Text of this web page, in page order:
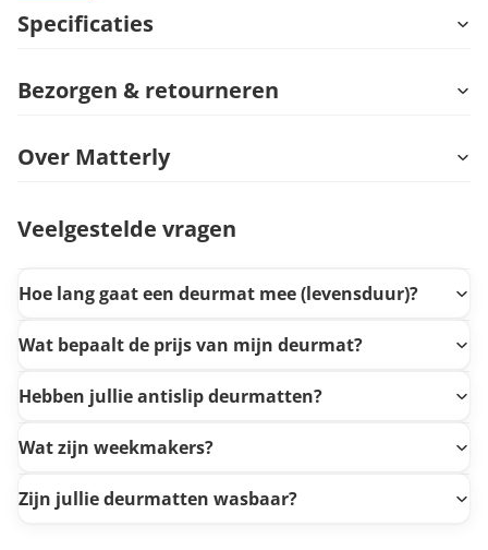
Specificaties
Bezorgen & retourneren
Over Matterly
Veelgestelde vragen
Hoe lang gaat een deurmat mee (levensduur)?
Wat bepaalt de prijs van mijn deurmat?
Hebben jullie antislip deurmatten?
Wat zijn weekmakers?
Zijn jullie deurmatten wasbaar?